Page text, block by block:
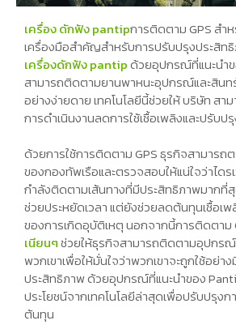
เครื่อง ดักฟัง pantipการติดตาม GPS สำ
เครื่องมือสำคัญสำหรับการปรับปรุงประสิท
เครื่องดักฟัง pantipด้วยอุปกรณ์ที่แนะนำ
สามารถติดตามยานพาหนะอุปกรณ์และสินท
อย่างง่ายดาย เทคโนโลยีนี้ช่วยให้ บริษัท สา
การดำเนินงานลดการใช้เชื้อเพลิงและปรับป
ด้วยการใช้การติดตาม GPS ธุรกิจสามาร
ของกองทัพเรือและตรวจสอบให้แน่ใจว่าไดร
กำลังติดตามเส้นทางที่มีประสิทธิภาพมากที่
ช่วยประหยัดเวลา แต่ยังช่วยลดต้นทุนเชื้อเพ
ของการเกิดอุบัติเหตุ นอกจากนี้การติดตาม
เนียนๆช่วยให้ธุรกิจสามารถติดตามอุปกร
พวกเขาเพื่อให้มั่นใจว่าพวกเขาจะถูกใช้อย่า
ประสิทธิภาพ ด้วยอุปกรณ์ที่แนะนำของ
ประโยชน์จากเทคโนโลยีล่าสุดเพื่อปรับปรุงก
ต้นทุน